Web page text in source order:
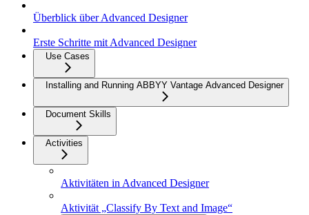
Überblick über Advanced Designer
Erste Schritte mit Advanced Designer
Use Cases
Installing and Running ABBYY Vantage Advanced Designer
Document Skills
Activities
Aktivitäten in Advanced Designer
Aktivität „Classify By Text and Image“